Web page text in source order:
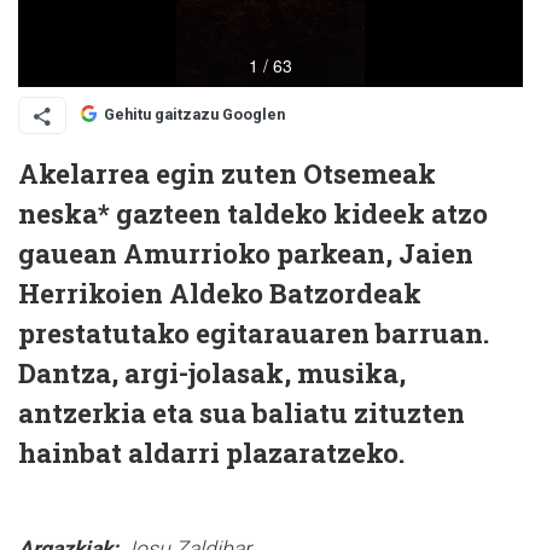
Gehitu gaitzazu Googlen
Akelarrea egin zuten Otsemeak
neska* gazteen taldeko kideek atzo
gauean Amurrioko parkean, Jaien
Herrikoien Aldeko Batzordeak
prestatutako egitarauaren barruan.
Dantza, argi-jolasak, musika,
antzerkia eta sua baliatu zituzten
hainbat aldarri plazaratzeko.